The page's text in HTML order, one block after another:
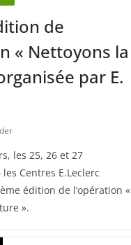
de
« Nettoyons la
par E.
les 25, 26 et 27
Centres E.Leclerc
édition de l’opération «
».